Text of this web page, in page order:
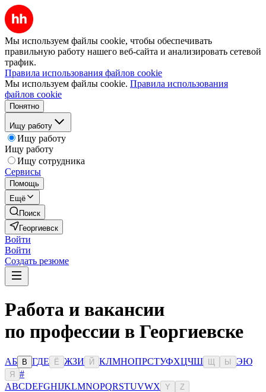
Мы используем файлы cookie, чтобы обеспечивать
правильную работу нашего веб-сайта и анализировать сетевой
трафик.
Правила использования файлов cookie
Мы используем файлы cookie. Правила использования
файлов cookie
Понятно
Ищу работу
Ищу работу
Ищу работу
Ищу сотрудника
Сервисы
Помощь
Ещё
Поиск
Георгиевск
Войти
Войти
Создать резюме
Работа и вакансии
по профессии в Георгиевске
АБ В ГДЕ Ё ЖЗИ Й КЛМНОПРСТУФХЦЧШ Ы ЭЮ
Я
#
ABCDEFGHIJKLMNOPQRSTUVWX Y Z